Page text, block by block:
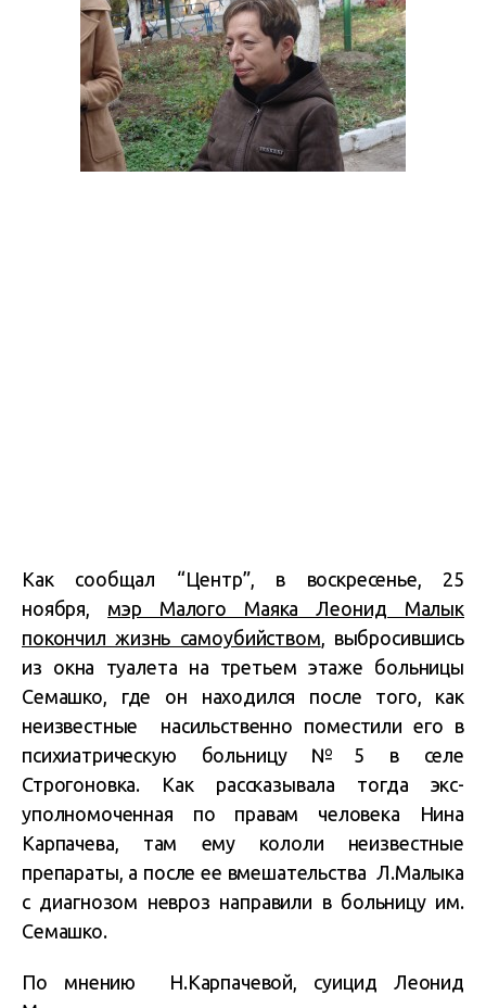
Как сообщал “Центр”, в воскресенье, 25
ноября, мэр Малого Маяка Леонид Малык
покончил жизнь самоубийством, выбросившись
из окна туалета на третьем этаже больницы
Семашко, где он находился после того, как
неизвестные насильственно поместили его в
психиатрическую больницу №5 в селе
Строгоновка. Как рассказывала тогда экс-
уполномоченная по правам человека Нина
Карпачева, там ему кололи неизвестные
препараты, а после ее вмешательства Л.Малыка
с диагнозом невроз направили в больницу им.
Семашко.
По мнению Н.Карпачевой, суицид Леонид